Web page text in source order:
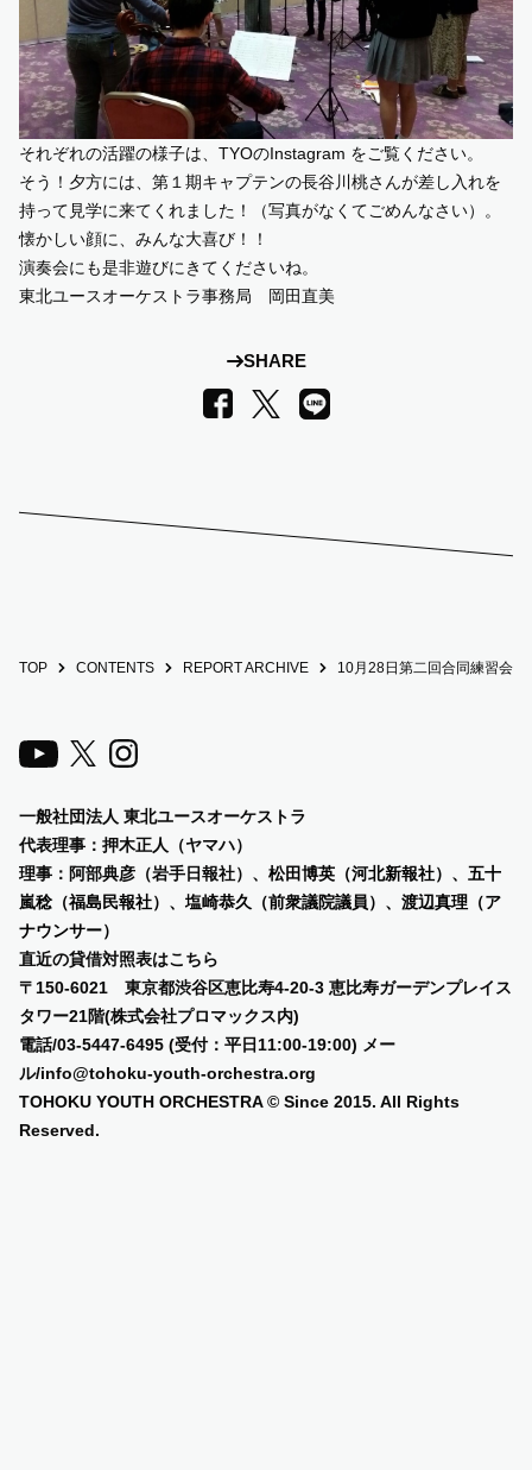
それぞれの活躍の様子は、TYOのInstagram をご覧ください。
そう！夕方には、第１期キャプテンの長谷川桃さんが差し入れを
持って見学に来てくれました！（写真がなくてごめんなさい）。
懐かしい顔に、みんな大喜び！！
演奏会にも是非遊びにきてくださいね。
東北ユースオーケストラ事務局 岡田直美
SHARE
Facebook
X LINE
TOP CONTENTS REPORT ARCHIVE 10月28日第二回合同練習会＠
一般社団法人 東北ユースオーケストラ
代表理事：押木正人（ヤマハ）
理事：阿部典彦（岩手日報社）、 松田博英（河北新報社）、五十
嵐稔（福島民報社）、塩崎恭久（前衆議院議員）、渡辺真理（ア
ナウンサー）
直近の貸借対照表はこちら
〒150-6021 東京都渋谷区恵比寿4-20-3 恵比寿ガーデンプレイス
タワー21階(株式会社プロマックス内)
電話/03-5447-6495 (受付：平日11:00-19:00) メー
ル/info@tohoku-youth-orchestra.org
TOHOKU YOUTH ORCHESTRA © Since 2015. All Rights
Reserved.